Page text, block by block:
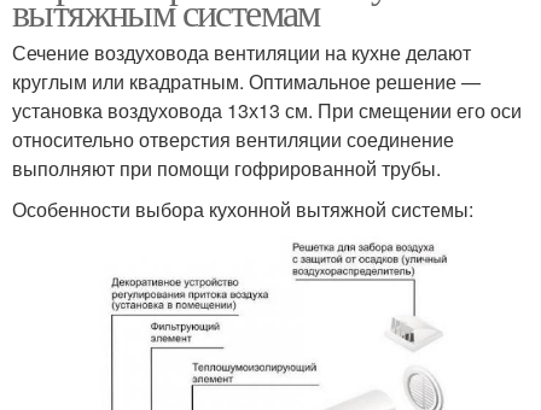
вытяжным системам
Сечение воздуховода вентиляции на кухне делают
круглым или квадратным. Оптимальное решение —
установка воздуховода 13х13 см. При смещении его оси
относительно отверстия вентиляции соединение
выполняют при помощи гофрированной трубы.
Особенности выбора кухонной вытяжной системы: